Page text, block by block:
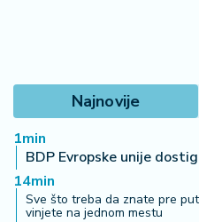
Najnovije
1min
BDP Evropske unije
14min
Sve što treba da znate pre
vinjete na jednom mestu